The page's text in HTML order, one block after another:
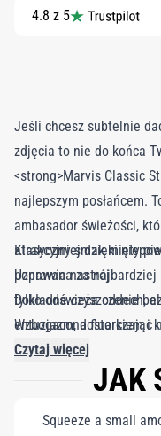
4.8 z 5
Jeśli chcesz subtelnie
zdjęcia to nie do końca
<strong>Marvis Classic
najlepszym posłańcem.
ambasador świeżości,
atrakcyjniej dzięki
Uznawana za
tylko odświeża oddech,
entuzjazm, dostarczając
ograniczeń. Opracowana
czyszczących, Marvis
i ksylitolem, pasta ta
Klasyczny smak mięty
poprawia nastrój
Dokładne czyszczenie
Wzbogacona fluorkiem i
Czytaj więcej
JAK
Squeeze a small